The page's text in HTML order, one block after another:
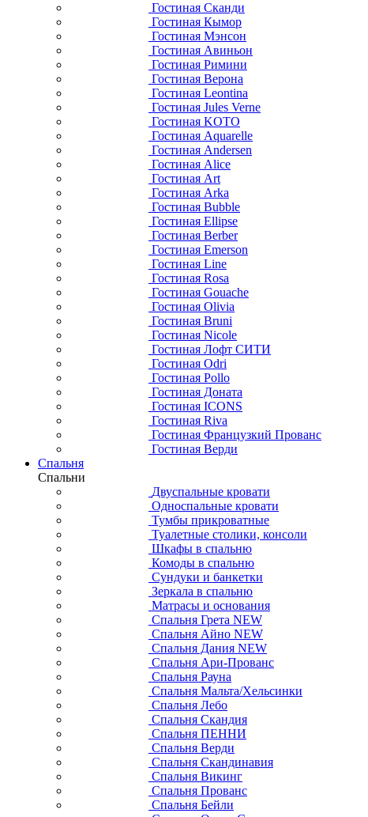
Гостиная Сканди
Гостиная Кымор
Гостиная Мэнсон
Гостиная Авиньон
Гостиная Римини
Гостиная Верона
Гостиная Leontina
Гостиная Jules Verne
Гостиная KOTO
Гостиная Aquarelle
Гостиная Andersen
Гостиная Alice
Гостиная Art
Гостиная Arka
Гостиная Bubble
Гостиная Ellipse
Гостиная Berber
Гостиная Emerson
Гостиная Line
Гостиная Rosa
Гостиная Gouache
Гостиная Olivia
Гостиная Bruni
Гостиная Nicole
Гостиная Лофт СИТИ
Гостиная Odri
Гостиная Pollo
Гостиная Доната
Гостиная ICONS
Гостиная Riva
Гостиная Французкий Прованс
Гостиная Верди
Спальня
Спальни
Двуспальные кровати
Односпальные кровати
Тумбы прикроватные
Туалетные столики, консоли
Шкафы в спальню
Комоды в спальню
Сундуки и банкетки
Зеркала в спальню
Матрасы и основания
Спальня Грета NEW
Спальня Айно NEW
Спальня Дания NEW
Спальня Ари-Прованс
Спальня Рауна
Спальня Мальта/Хельсинки
Спальня Лебо
Спальня Скандия
Спальня ПЕННИ
Спальня Верди
Спальня Скандинавия
Спальня Викинг
Спальня Прованс
Спальня Бейли